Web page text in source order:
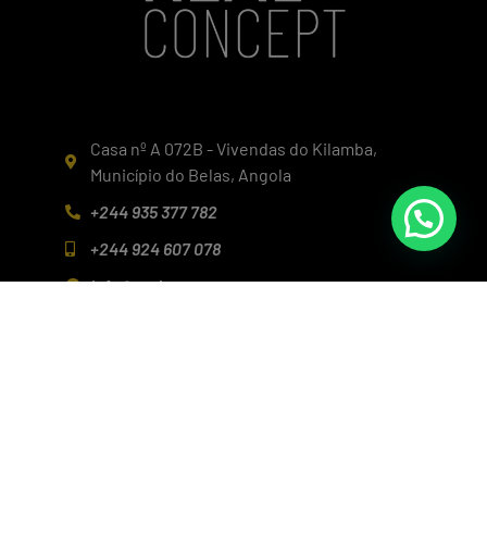
Casa nº A 072B - Vivendas do Kilamba,
Município do Belas, Angola
+244 935 377 782
+244 924 607 078
info@realconcept.co.ao